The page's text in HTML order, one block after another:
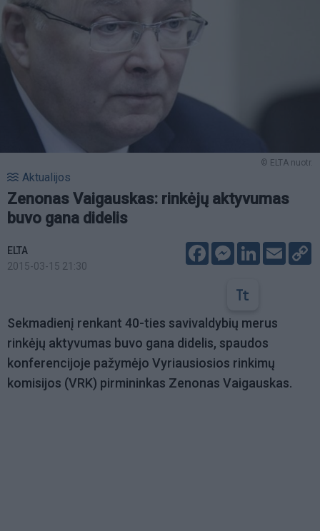
© ELTA nuotr.
Aktualijos
Zenonas Vaigauskas: rinkėjų aktyvumas
buvo gana didelis
ELTA
2015-03-15 21:30
FacebookMessenger
LinkedIn
Email
Sekmadienį renkant 40-ties savivaldybių merus
rinkėjų aktyvumas buvo gana didelis, spaudos
konferencijoje pažymėjo Vyriausiosios rinkimų
komisijos (VRK) pirmininkas Zenonas Vaigauskas.